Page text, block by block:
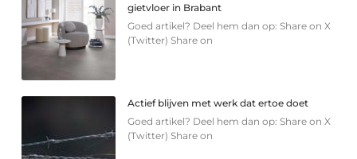
gietvloer in Brabant
Goed artikel? Deel hem dan op: Share on X
(Twitter) Share on
Actief blijven met werk dat ertoe doet
Goed artikel? Deel hem dan op: Share on X
(Twitter) Share on